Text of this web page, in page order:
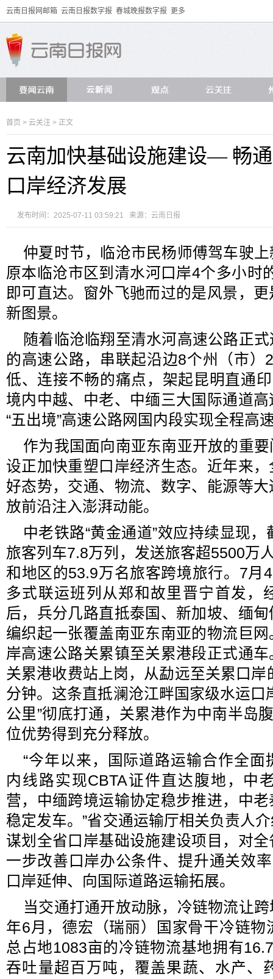
云南日报网邮箱 云南日报数字报 春城晚报数字报 更多
首页 > 云关注 > 正文
云南加快基础设施建设— 畅
口岸经济发展
发布时间：2025-07-11 03:59:21 来源： 云南日报
仲夏时节，临沧市民杨师傅驾车驶
原本临沧市区到清水河口岸4个多小时
即可直达。窗外飞驰而过的是风景，
新图景。
随着临沧临翔至清水河高速公路正
的高速公路，串联起沿边8个州（市）
低、连接不畅的痛点，架起昆明直通
境内中越、中老、中缅三大国际通道
“五出境”高速公路网国内段实现全程高
作为我国面向南亚东南亚开放的重
设正加快重塑口岸经济生态。近年来
好态势，交通、物流、数字、能源等
放前沿注入澎湃动能。
中老铁路“黄金通道”效应持续显现
旅客列车7.8万列，发送旅客超5500万
和地区的53.9万名旅客跨境旅行。7月
多式联运班列从郑和故里晋宁首发，
后，兵分几路直抵泰国、新加坡、缅
编织起一张覆盖南亚东南亚的物流巨
岸高速公路关累镇至关累港段正式通
关累港收费站上岗，从勐远至关累口
分钟。这条直抵澜沧江畔国家级水运口
公里”彻底打通，关累港作为中南半岛
位优势得到充分释放。
“今年以来，国际道路运输合作全
内线路实现CBTA证件直达腹地，中
营，中缅跨境运输协定稳步推进，中
稳定发车。”省交通运输厅相关负责人
谋划全省口岸基础设施建设项目，对
一步改善口岸办公条件、提升通关效
口岸延伸、向国际道路运输拓展。
当交通打通开放动脉，冷链物流让
年6月，德宏（瑞丽）国家骨干冷链
总占地1083亩的冷链物流基地拥有
吞吐量超百万吨，覆盖果蔬、水产、